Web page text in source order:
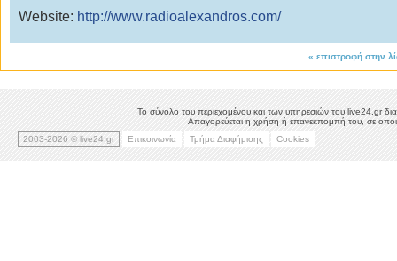
Website: http://www.radioalexandros.com/
« επιστροφή στην
Το σύνολο του περιεχομένου και των υπηρεσιών του live24.gr
Απαγορεύεται η χρήση ή επανεκπομπή του, σε
2003-2026 © live24.gr
Επικοινωνία Τμήμα Διαφήμισης Cookies